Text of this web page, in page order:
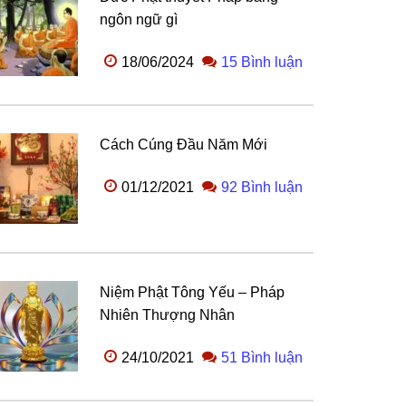
ngôn ngữ gì
18/06/2024 15 Bình luận
Cách Cúng Đầu Năm Mới
01/12/2021 92 Bình luận
Niệm Phật Tông Yếu – Pháp
Nhiên Thượng Nhân
24/10/2021 51 Bình luận